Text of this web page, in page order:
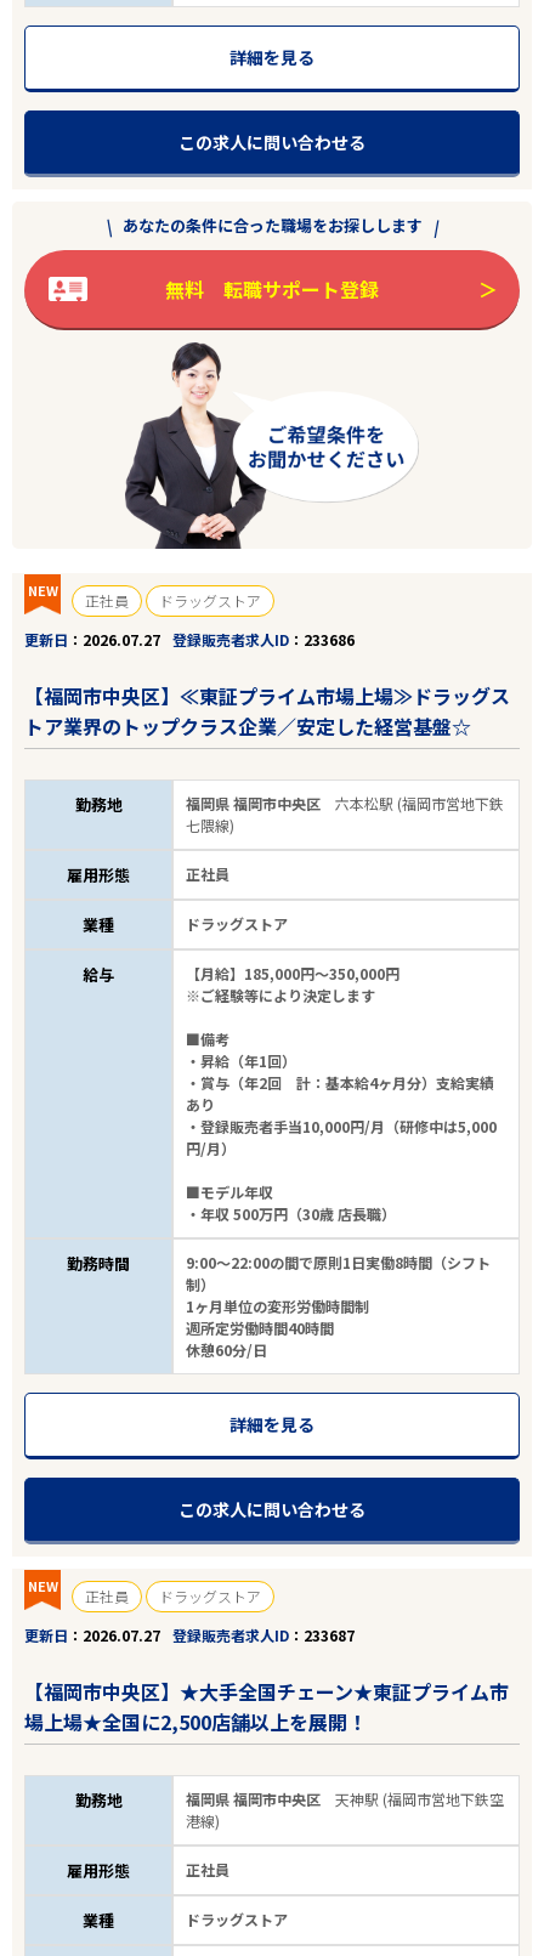
詳細を見る
この求人に問い合わせる
あなたの条件に合った職場をお探しします
無料 転職サポート登録
NEW 正社員
ドラッグストア
更新日
2026.07.27 登録販売者求人ID 233686
【福岡市中央区】≪東証プライム市場上場≫ドラッグス
トア業界のトップクラス企業／安定した経営基盤☆
勤務地 福岡県 福岡市中央区六本松駅 (福岡市営地下鉄
七隈線)
雇用形態 正社員
業種 ドラッグストア
給与
【月給】185,000円～350,000円
※ご経験等により決定します
■備考
・昇給（年1回）
・賞与（年2回 計：基本給4ヶ月分）支給実績
あり
・登録販売者手当10,000円/月（研修中は5,000
円/月）
■モデル年収
・年収 500万円（30歳 店長職）
勤務時間
9:00～22:00の間で原則1日実働8時間（シフト
制）
1ヶ月単位の変形労働時間制
週所定労働時間40時間
休憩60分/日
詳細を見る
この求人に問い合わせる
NEW 正社員
ドラッグストア
更新日
2026.07.27 登録販売者求人ID 233687
【福岡市中央区】★大手全国チェーン★東証プライム市
場上場★全国に2,500店舗以上を展開！
勤務地 福岡県 福岡市中央区天神駅 (福岡市営地下鉄空
港線)
雇用形態 正社員
業種 ドラッグストア